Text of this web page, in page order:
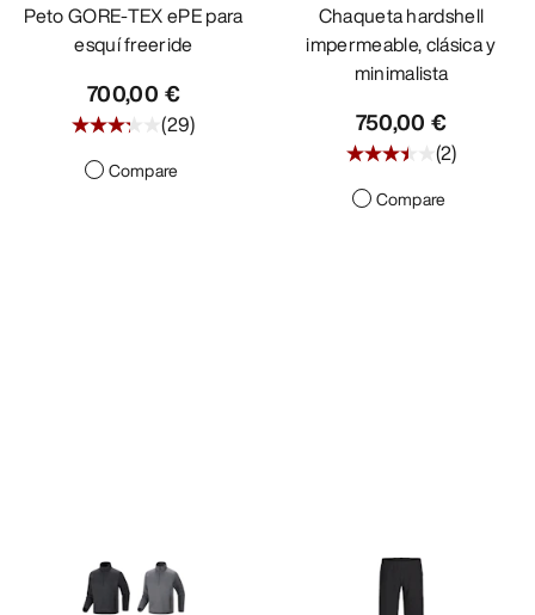
Peto GORE-TEX ePE para
esquí freeride
700,00 €
(29)
Compare
Chaqueta hardshell
impermeable, clásica y
minimalista
750,00 €
(2)
Compare